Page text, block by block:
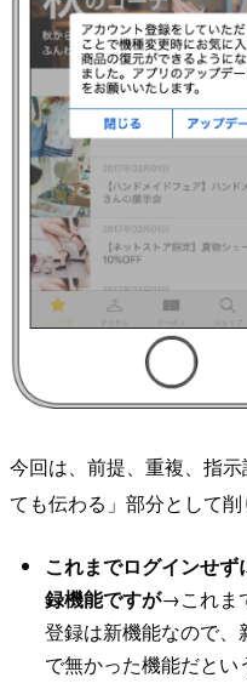
今回は、前提、重複、指
ても伝わる」部分として削
これまでログインせ
録機能ですが→これま
登録は新機能なので、
で無かった機能だとい